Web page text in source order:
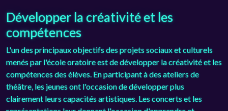
Développer la créativité et les
compétences
L'un des principaux objectifs des projets sociaux et culturels
menés par l'école oratoire est de développer la créativité et les
compétences des élèves. En participant à des ateliers de
théâtre, les jeunes ont l'occasion de développer plus
clairement leurs capacités artistiques. Les concerts et les